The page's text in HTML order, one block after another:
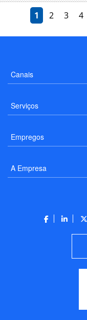
1 2 3 4
Canais
Serviços
Empregos
A Empresa